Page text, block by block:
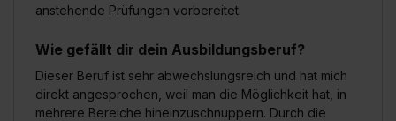
anstehende Prüfungen vorbereitet.
Wie gefällt dir dein Ausbildungsberuf?
Dieser Beruf ist sehr abwechslungsreich und hat mich
direkt angesprochen, weil man die Möglichkeit hat, in
mehrere Bereiche hineinzuschnuppern. Durch die